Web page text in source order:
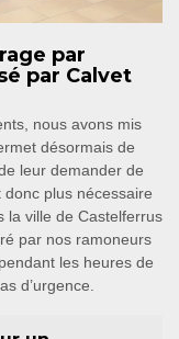
par
par Calvet
nous avons mis
désormais de
leur demander de
plus nécessaire
la ville de Castelferrus
par nos ramoneurs
les heures de
d’urgence.